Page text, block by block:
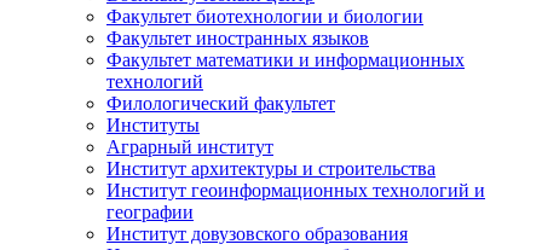
Факультет биотехнологии и биологии
Факультет иностранных языков
Факультет математики и информационных
технологий
Филологический факультет
Институты
Аграрный институт
Институт архитектуры и строительства
Институт геоинформационных технологий и
географии
Институт довузовского образования